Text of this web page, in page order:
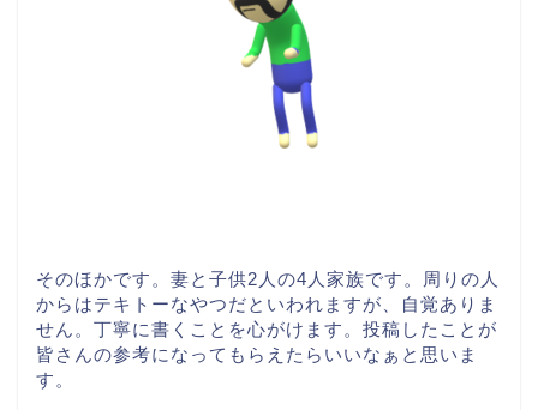
そのほかです。妻と子供2人の4人家族です。周りの人
からはテキトーなやつだといわれますが、自覚ありま
せん。丁寧に書くことを心がけます。投稿したことが
皆さんの参考になってもらえたらいいなぁと思いま
す。